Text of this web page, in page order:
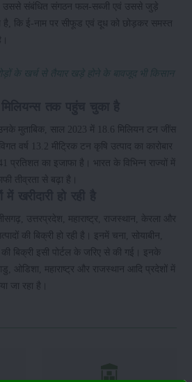
उससे संबंधित संगठन फल-सब्जी एवं उससे जुड़े
है, कि ई-नाम पर सीफूड एवं दूध को छोड़कर समस्त
के खर्च से तैयार खड़े होने के बावजूद भी किसान
मुताबिक, साल 2023 में 18.6 मिलियन टन जींस
वर्ष 13.2 मीट्रिक टन कृषि उत्पाद का कारोबार
का इजाफा है। भारत के विभिन्न राज्यों में
तीव्रता से बढ़ा है।
उत्तरप्रदेश, महाराष्ट्र, राजस्थान, केरला और
की बिक्री हो रही है। इनमें चना, सोयाबीन,
बिक्री इसी पोर्टल के जरिए से की गई। इनके
ओडिशा, महाराष्ट्र और राजस्थान आदि प्रदेशों में
जा रहा है।